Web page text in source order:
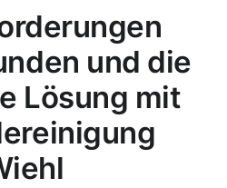
und die
Lösung mit